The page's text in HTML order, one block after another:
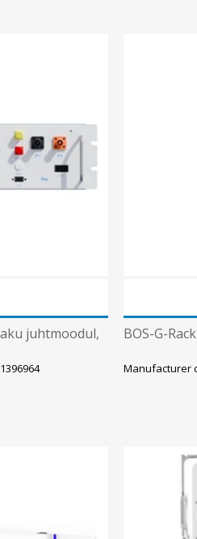
Tulekindlad valgustid ja
Tööstusvalgustid
Siinid ja valgustid
View All
aku juhtmoodul,
BOS-G-
Manufacturer